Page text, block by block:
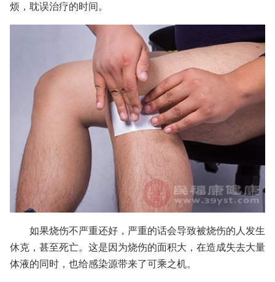
烦，耽误治疗的时间。
如果烧伤不严重还好，严重的话会导致被烧伤的人发生
休克，甚至死亡。这是因为烧伤的面积大，在造成失去大量
体液的同时，也给感染源带来了可乘之机。